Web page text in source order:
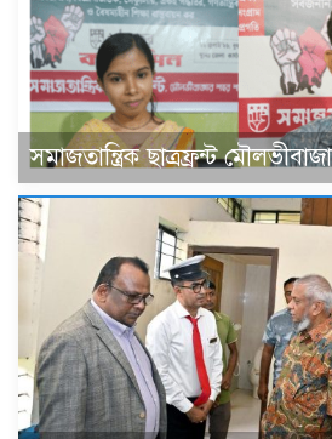
সমাজতান্ত্রিক ছাত্রফ্রন্ট